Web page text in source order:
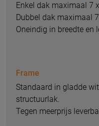
Enkel dak maximaal 7
Dubbel dak maximaal
Oneindig in breedte en
Frame
Standaard in gladde
structuurlak.
Tegen meerprijs